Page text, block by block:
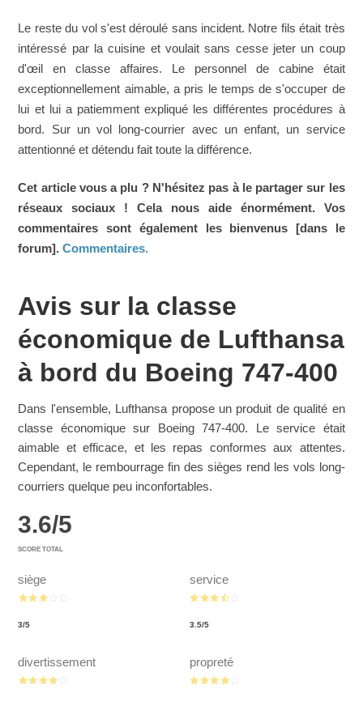
Le reste du vol s'est déroulé sans incident. Notre fils était très
intéressé par la cuisine et voulait sans cesse jeter un coup
d'œil en classe affaires. Le personnel de cabine était
exceptionnellement aimable, a pris le temps de s'occuper de
lui et lui a patiemment expliqué les différentes procédures à
bord. Sur un vol long-courrier avec un enfant, un service
attentionné et détendu fait toute la différence.
Cet article vous a plu ? N'hésitez pas à le partager sur les
réseaux sociaux ! Cela nous aide énormément. Vos
commentaires sont également les bienvenus [dans le
forum].Commentaires.
Avis sur la classe
économique de Lufthansa
à bord du Boeing 747-400
Dans l'ensemble, Lufthansa propose un produit de qualité en
classe économique sur Boeing 747-400. Le service était
aimable et efficace, et les repas conformes aux attentes.
Cependant, le rembourrage fin des sièges rend les vols long-
courriers quelque peu inconfortables.
siège
3/5
service
3.5/5
divertissement propreté
3.6/5
SCORE TOTAL